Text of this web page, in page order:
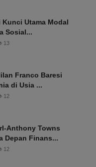
Utama Modal
Sosial...
13
Franco Baresi
di Usia ...
12
Anthony Towns
Depan Finans...
12